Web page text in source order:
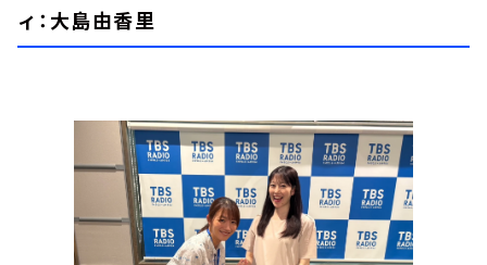
ィ：大島由香里